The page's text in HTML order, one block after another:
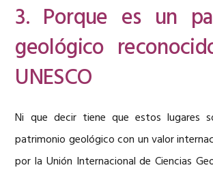
3. Porque es un
geológico
UNESCO
Ni que decir tiene que estos lugares
patrimonio geológico con un valor
por la Unión Internacional de Ciencias